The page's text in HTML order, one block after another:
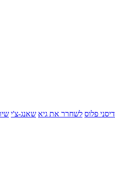
דיסני פלוס לשחרר את גיא שאנג-צ'י